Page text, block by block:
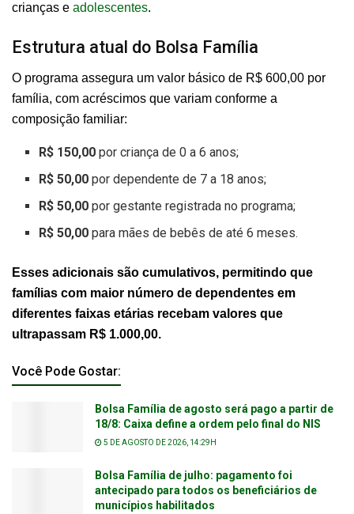
crianças e adolescentes.
Estrutura atual do Bolsa Família
O programa assegura um valor básico de R$ 600,00 por
família, com acréscimos que variam conforme a
composição familiar:
R$ 150,00 por criança de 0 a 6 anos;
R$ 50,00 por dependente de 7 a 18 anos;
R$ 50,00 por gestante registrada no programa;
R$ 50,00 para mães de bebês de até 6 meses.
Esses adicionais são cumulativos, permitindo que
famílias com maior número de dependentes em
diferentes faixas etárias recebam valores que
ultrapassam R$ 1.000,00.
Você Pode Gostar:
Bolsa Família de agosto será pago a partir de
18/8: Caixa define a ordem pelo final do NIS
5 DE AGOSTO DE 2026, 14:29H
Bolsa Família de julho: pagamento foi
antecipado para todos os beneficiários de
municípios habilitados